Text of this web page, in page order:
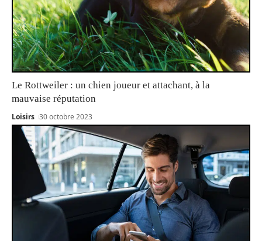
Le Rottweiler : un chien joueur et attachant, à la
mauvaise réputation
Loisirs 30 octobre 2023